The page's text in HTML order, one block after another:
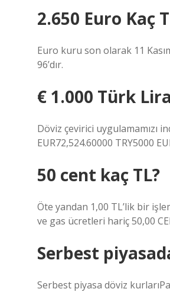
2.650 Euro Kaç
Euro kuru son olarak 11
96’dır.
€ 1.000 Türk
Döviz çevirici uygulamamızı
EUR72,524.60000 TRY5000
50 cent kaç TL?
Öte yandan 1,00 TL’lik bir
ve gas ücretleri hariç 50,00
Serbest
Serbest piyasa döviz